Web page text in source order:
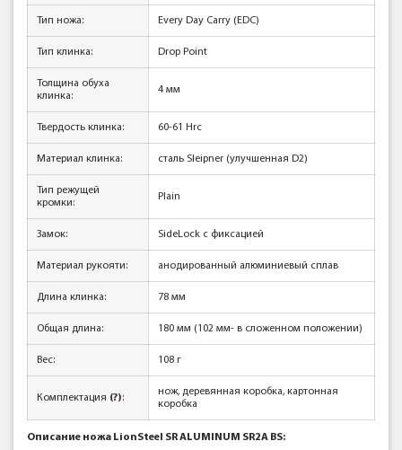
Тип ножа: Every Day Carry (EDC)
Тип клинка: Drop Point
Толщина обуха
клинка:
4 мм
Твердость клинка: 60-61 Hrc
Материал клинка: сталь Sleipner (улучшенная D2)
Тип режущей
кромки:
Plain
Замок: SideLock с фиксацией
Материал рукояти: анодированный алюминиевый сплав
Длина клинка: 78 мм
Общая длина: 180 мм (102 мм- в сложенном положении)
Вес: 108 г
Комплектация (?):
нож, деревянная коробка, картонная
коробка
Описание ножа LionSteel SR ALUMINUM SR2A BS: